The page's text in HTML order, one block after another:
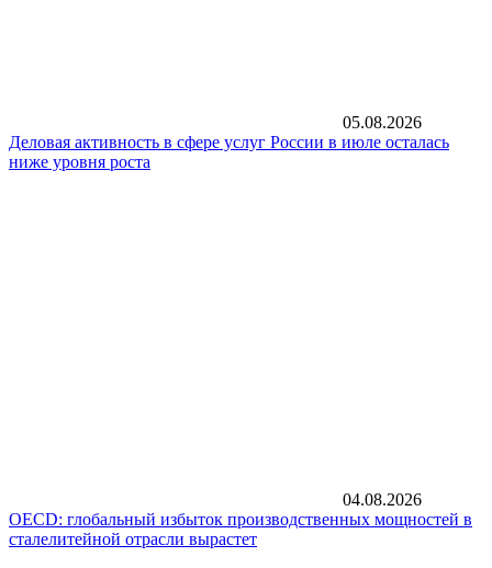
05.08.2026
Деловая активность в сфере услуг России в июле осталась
ниже уровня роста
04.08.2026
OECD: глобальный избыток производственных мощностей в
сталелитейной отрасли вырастет